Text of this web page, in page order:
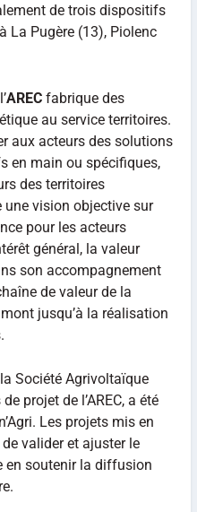
de trois dispositifs
La Pugère (13), Piolenc
ARECfabrique des
au service territoires.
aux acteurs des solutions
en main ou spécifiques,
des territoires
une vision objective sur
pour les acteurs
général, la valeur
son accompagnement
de valeur de la
jusqu’à la réalisation
Société Agrivoltaïque
projet de l’AREC, a été
Les projets mis en
valider et ajuster le
en soutenir la diffusion